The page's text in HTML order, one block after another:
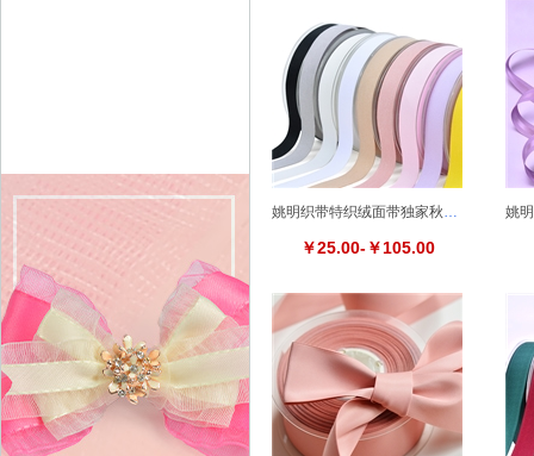
姚明织带特织绒面带独家秋冬新品礼品包装DIY发饰配件
￥25.00-￥105.00